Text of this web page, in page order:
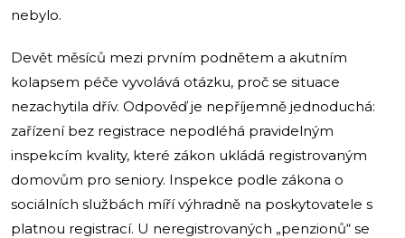
nebylo.
Devět měsíců mezi prvním podnětem a akutním
kolapsem péče vyvolává otázku, proč se situace
nezachytila dřív. Odpověď je nepříjemně jednoduchá:
zařízení bez registrace nepodléhá pravidelným
inspekcím kvality, které zákon ukládá registrovaným
domovům pro seniory. Inspekce podle zákona o
sociálních službách míří výhradně na poskytovatele s
platnou registrací. U neregistrovaných „penzionů“ se